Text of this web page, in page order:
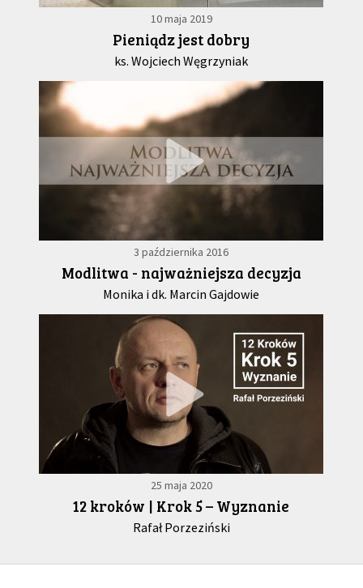
10 maja 2019
Pieniądz jest dobry
ks. Wojciech Węgrzyniak
3 października 2016
Modlitwa - najważniejsza decyzja
Monika i dk. Marcin Gajdowie
25 maja 2020
12 kroków | Krok 5 – Wyznanie
Rafał Porzeziński